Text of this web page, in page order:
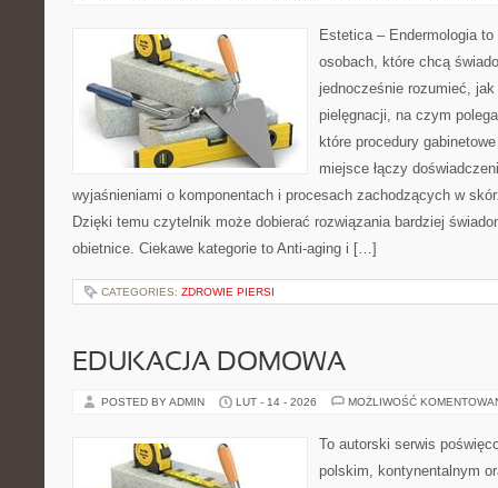
Estetica – Endermologia
osobach, które chcą
jednocześnie rozumieć, jak
pielęgnacji, na czym
które procedury
miejsce łączy
wyjaśnieniami o komponentach i procesach zachodzących w
Dzięki temu czytelnik może dobierać rozwiązania bardziej
obietnice. Ciekawe kategorie to Anti-aging i […]
CATEGORIES: ZDROWIE PIERSI
EDUKACJA DOMOWA
POSTED BY ADMIN LUT - 14 - 2026 MOŻLIWOŚĆ
To autorski serwis
polskim, kontynentalnym